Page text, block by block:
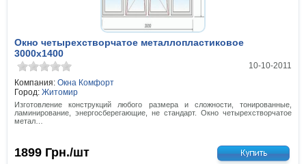
Окно четырехстворчатое металлопластиковое
3000х1400
10-10-2011
Компания: Окна Комфорт
Город: Житомир
Изготовление конструкций любого размера и сложности, тонированные,
ламинирование, энергосберегающие, не стандарт. Окно четырехстворчатое
метал…
1899 Грн./шт